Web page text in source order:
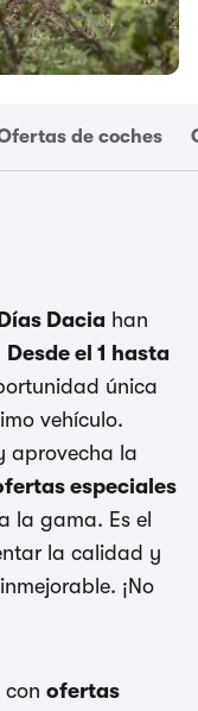
de coches
Días Dacia han
Desde el 1 hasta
única
vehículo.
aprovecha la
especiales
la gama. Es el
la calidad y
¡No
con ofertas